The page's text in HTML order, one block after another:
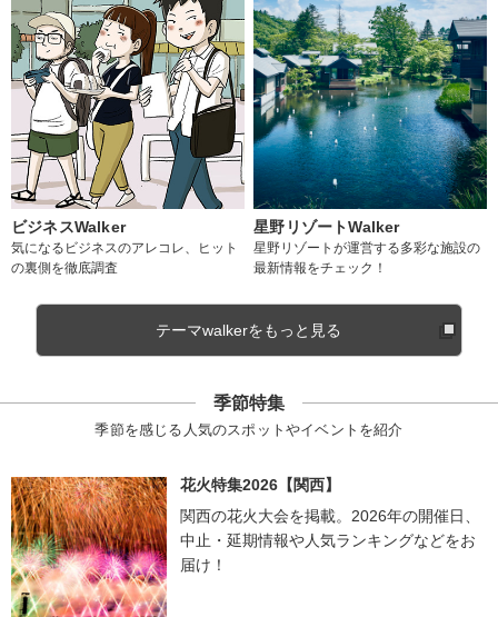
ビジネスWalker
気になるビジネスのアレコレ、ヒット
の裏側を徹底調査
星野リゾートWalker
星野リゾートが運営する多彩な施設の
最新情報をチェック！
テーマwalkerをもっと見る
季節特集
季節を感じる人気のスポットやイベントを紹介
花火特集2026【関西】
関西の花火大会を掲載。2026年の開催日、
中止・延期情報や人気ランキングなどをお
届け！